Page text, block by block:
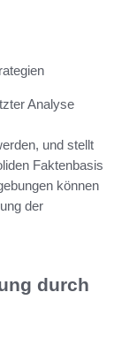
Analyse
und stellt
Faktenbasis
können
der
durch